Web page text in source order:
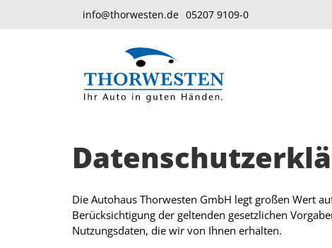
info@thorwesten.de 05207 9109-0
Die Autohaus Thorwesten GmbH legt großen Wert
Berücksichtigung der geltenden gesetzlichen
Nutzungsdaten, die wir von Ihnen erhalten.